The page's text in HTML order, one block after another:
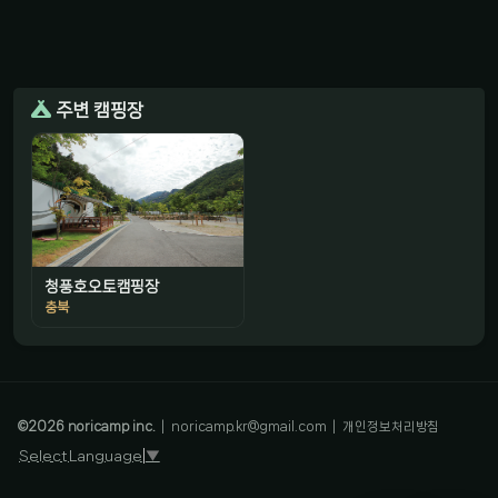
주변 캠핑장
청풍호오토캠핑장
충북
©2026noricamp inc. noricamp.kr@gmail.com 개인정보처리방침
Select Language ▼